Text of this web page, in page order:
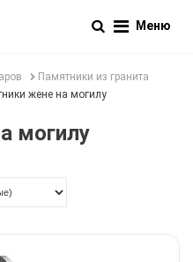
Меню
Памятники из гранита
жене на могилу
могилу